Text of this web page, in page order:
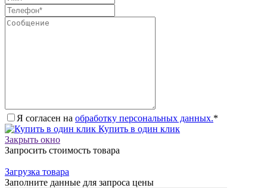
Я согласен на обработку персональных данных.*
Купить в один клик
Закрыть окно
Запросить стоимость товара
Загрузка товара
Заполните данные для запроса цены